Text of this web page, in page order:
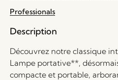
Professionals
Description
Découvrez notre classique
Lampe portative**,
compacte et portable,